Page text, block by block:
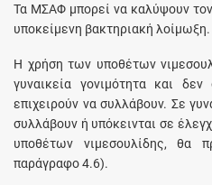
Τα ΜΣΑΦ μπορεί να καλύψουν
υποκείμενη βακτηριακή λοίμωξη.
Η χρήση των υποθέτων
γυναικεία γονιμότητα και
επιχειρούν να συλλάβουν. Σε
συλλάβουν ή υπόκεινται σε
υποθέτων νιμεσουλίδης, θα
παράγραφο 4.6).